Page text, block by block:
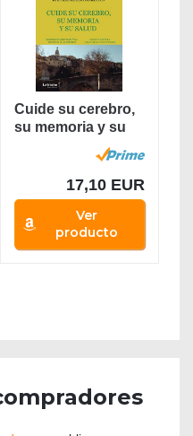
Cuide su cerebro,
su memoria y su
17,10 EUR
Ver
producto